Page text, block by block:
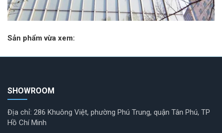
Sản phẩm vừa xem:
SHOWROOM
Địa chỉ: 286 Khuông Việt, phường Phú Trung, quận Tân Phú, TP
Hồ Chí Minh